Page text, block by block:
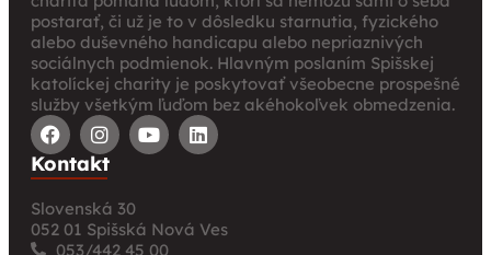
postarať, či už je to v dôsledku starnutia, fyzického
alebo duševného handicapu alebo nepriaznivých
sociálnych podmienok. Hlavným poslaním Spišskej
katolíckej charity je poskytovať všeobecne prospešné
služby všetkým ľuďom bez akéhokoľvek obmedzenia.
Kontakt
Slovenská 30
052 01 Spišská Nová Ves
053/442 45 00